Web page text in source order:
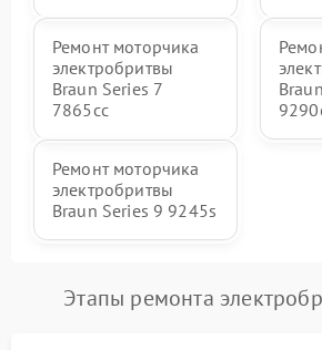
Ремонт моторчика
электробритвы
Braun Series 7
7865cc
Ремонт моторчика
электробритвы
Braun Series 9 9245s
Этапы ремонта